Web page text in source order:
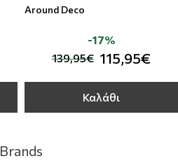
Around Deco
139,95€ 115,95€
-17%
Καλάθι
Brands